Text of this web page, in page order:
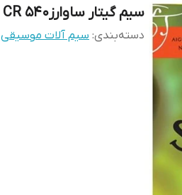
سیم گیتار ساوارز540 CR
دسته‌بندی: سیم آلات موسیقی